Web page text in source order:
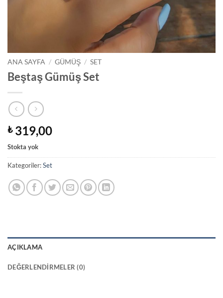
ANA SAYFA / GÜMÜŞ / SET
Beştaş Gümüş Set
₺319,00
Stokta yok
Kategoriler:Set
AÇIKLAMA
DEĞERLENDIRMELER (0)